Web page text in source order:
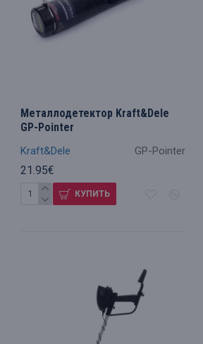
Kraft&Dele GP-Pointer
Металлодетектор Kraft&Dele
GP-Pointer
21.95€
КУПИТЬ